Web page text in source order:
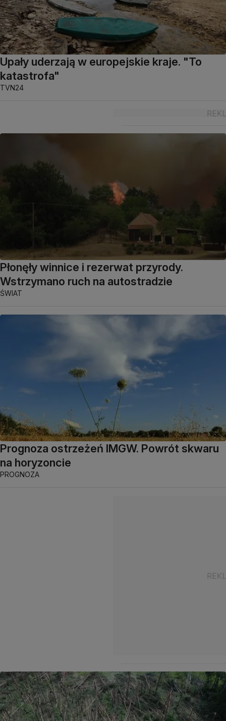
Upały uderzają w europejskie kraje. "To
katastrofa"
TVN24
Płonęły winnice i rezerwat przyrody.
Wstrzymano ruch na autostradzie
ŚWIAT
Prognoza ostrzeżeń IMGW. Powrót skwaru
na horyzoncie
PROGNOZA